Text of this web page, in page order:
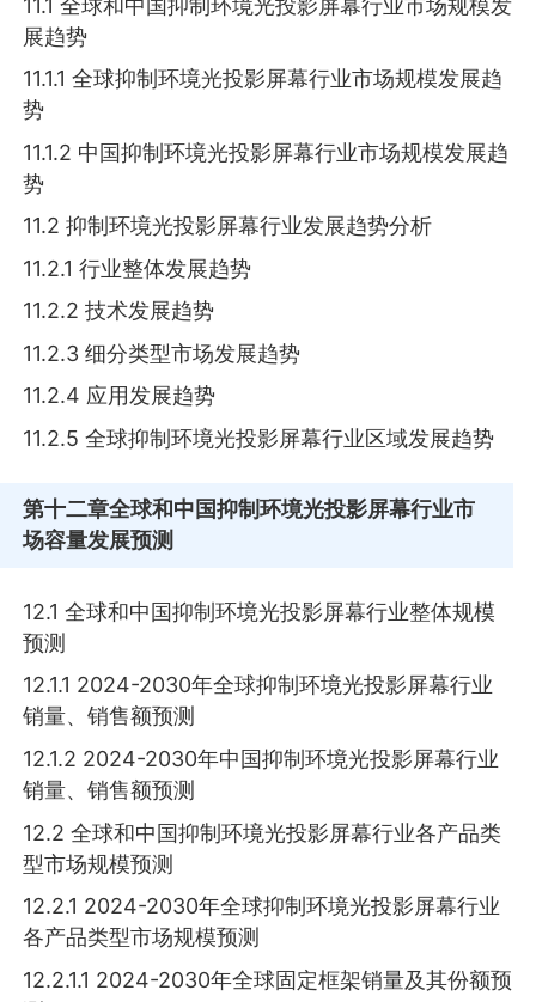
展趋势
11.1.1 全球抑制环境光投影屏幕行业市场规模发展趋
势
11.1.2 中国抑制环境光投影屏幕行业市场规模发展趋
势
11.2 抑制环境光投影屏幕行业发展趋势分析
11.2.1 行业整体发展趋势
11.2.2 技术发展趋势
11.2.3 细分类型市场发展趋势
11.2.4 应用发展趋势
11.2.5 全球抑制环境光投影屏幕行业区域发展趋势
第十二章全球和中国抑制环境光投影屏幕行业市
场容量发展预测
12.1 全球和中国抑制环境光投影屏幕行业整体规模
预测
12.1.1 2024-2030年全球抑制环境光投影屏幕行业
销量、销售额预测
12.1.2 2024-2030年中国抑制环境光投影屏幕行业
销量、销售额预测
12.2 全球和中国抑制环境光投影屏幕行业各产品类
型市场规模预测
12.2.1 2024-2030年全球抑制环境光投影屏幕行业
各产品类型市场规模预测
12.2.1.1 2024-2030年全球固定框架销量及其份额预